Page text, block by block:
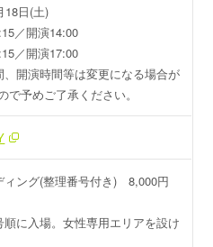
18日(土)
／開演14:00
／開演17:00
、開演時間等は変更になる場合が
で予めご了承ください。
ィング(整理番号付き) 8,000円
順に入場。女性専用エリアを設け